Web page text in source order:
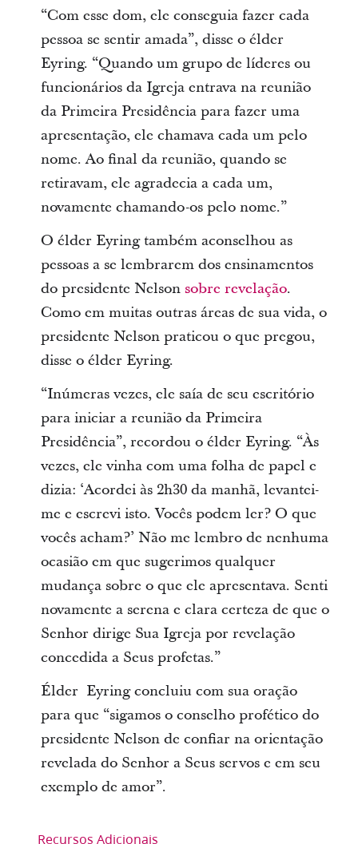
“Com esse dom, ele conseguia fazer cada
pessoa se sentir amada”, disse o élder
Eyring. “Quando um grupo de líderes ou
funcionários da Igreja entrava na reunião
da Primeira Presidência para fazer uma
apresentação, ele chamava cada um pelo
nome. Ao final da reunião, quando se
retiravam, ele agradecia a cada um,
novamente chamando-os pelo nome.”
O élder Eyring também aconselhou as
pessoas a se lembrarem dos ensinamentos
do presidente Nelson sobre revelação.
Como em muitas outras áreas de sua vida, o
presidente Nelson praticou o que pregou,
disse o élder Eyring.
“Inúmeras vezes, ele saía de seu escritório
para iniciar a reunião da Primeira
Presidência”, recordou o élder Eyring. “Às
vezes, ele vinha com uma folha de papel e
dizia: ‘Acordei às 2h30 da manhã, levantei-
me e escrevi isto. Vocês podem ler? O que
vocês acham?’ Não me lembro de nenhuma
ocasião em que sugerimos qualquer
mudança sobre o que ele apresentava. Senti
novamente a serena e clara certeza de que o
Senhor dirige Sua Igreja por revelação
concedida a Seus profetas.”
Élder Eyring concluiu com sua oração
para que “sigamos o conselho profético do
presidente Nelson de confiar na orientação
revelada do Senhor a Seus servos e em seu
exemplo de amor”.
Recursos Adicionais